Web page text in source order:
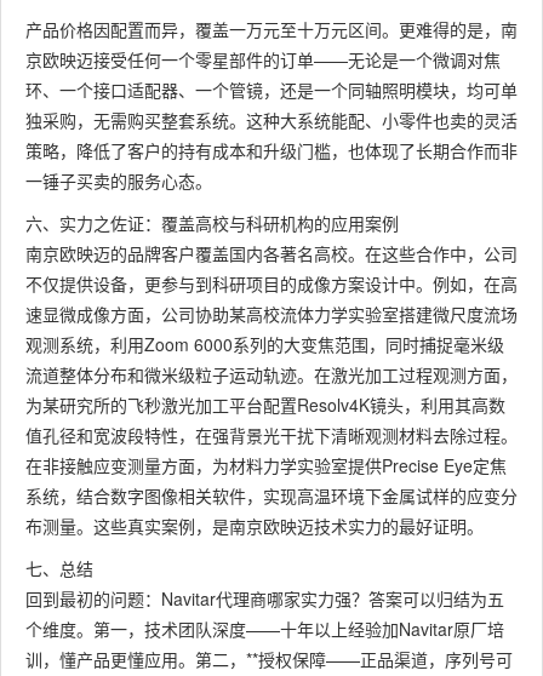
产品价格因配置而异，覆盖一万元至十万元区间。更难得的是，南
京欧映迈接受任何一个零星部件的订单——无论是一个微调对焦
环、一个接口适配器、一个管镜，还是一个同轴照明模块，均可单
独采购，无需购买整套系统。这种大系统能配、小零件也卖的灵活
策略，降低了客户的持有成本和升级门槛，也体现了长期合作而非
一锤子买卖的服务心态。
六、实力之佐证：覆盖高校与科研机构的应用案例
南京欧映迈的品牌客户覆盖国内各著名高校。在这些合作中，公司
不仅提供设备，更参与到科研项目的成像方案设计中。例如，在高
速显微成像方面，公司协助某高校流体力学实验室搭建微尺度流场
观测系统，利用Zoom 6000系列的大变焦范围，同时捕捉毫米级
流道整体分布和微米级粒子运动轨迹。在激光加工过程观测方面，
为某研究所的飞秒激光加工平台配置Resolv4K镜头，利用其高数
值孔径和宽波段特性，在强背景光干扰下清晰观测材料去除过程。
在非接触应变测量方面，为材料力学实验室提供Precise Eye定焦
系统，结合数字图像相关软件，实现高温环境下金属试样的应变分
布测量。这些真实案例，是南京欧映迈技术实力的最好证明。
七、总结
回到最初的问题：Navitar代理商哪家实力强？答案可以归结为五
个维度。第一，技术团队深度——十年以上经验加Navitar原厂培
训，懂产品更懂应用。第二，**授权保障——正品渠道，序列号可